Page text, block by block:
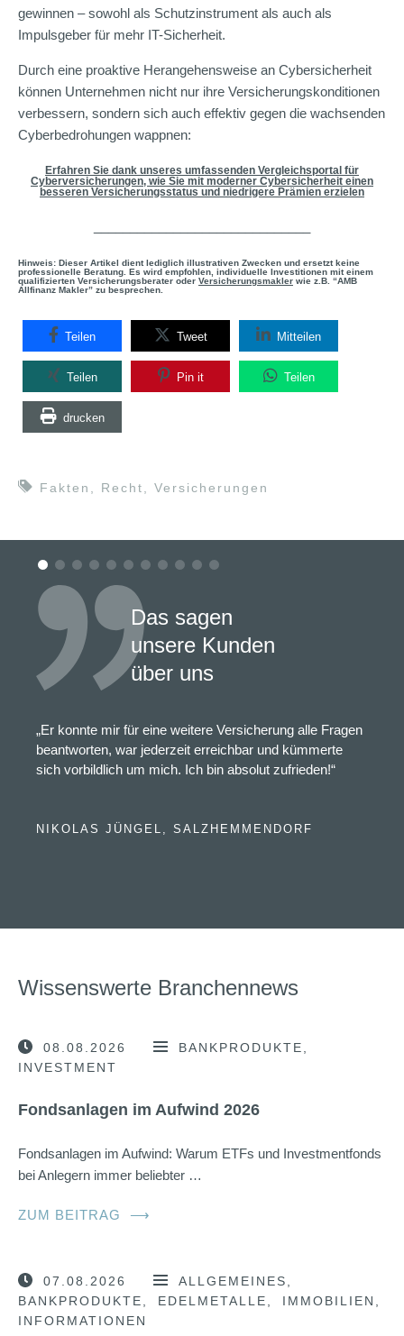
gewinnen – sowohl als Schutzinstrument als auch als
Impulsgeber für mehr IT-Sicherheit.
Durch eine proaktive Herangehensweise an Cybersicherheit
können Unternehmen nicht nur ihre Versicherungskonditionen
verbessern, sondern sich auch effektiv gegen die wachsenden
Cyberbedrohungen wappnen:
Erfahren Sie dank unseres umfassenden Vergleichsportal für
Cyberversicherungen, wie Sie mit moderner Cybersicherheit einen
besseren Versicherungsstatus und niedrigere Prämien erzielen
Hinweis: Dieser Artikel dient lediglich illustrativen Zwecken und ersetzt keine
professionelle Beratung. Es wird empfohlen, individuelle Investitionen mit einem
qualifizierten Versicherungsberater oder Versicherungsmakler wie z.B. “AMB
Allfinanz Makler” zu besprechen.
Teilen Tweet Mitteilen
Teilen Pin it Teilen
drucken
Fakten , Recht, Versicherungen
Das sagen
unsere Kunden
über uns
„Er konnte mir für eine weitere Versicherung alle Fragen
beantworten, war jederzeit erreichbar und kümmerte
sich vorbildlich um mich. Ich bin absolut zufrieden!“
NIKOLAS JÜNGEL, SALZHEMMENDORF
Wissenswerte Branchennews
08.08.2026
BANKPRODUKTE
INVESTMENT
Fondsanlagen im Aufwind 2026
Fondsanlagen im Aufwind: Warum ETFs und Investmentfonds
bei Anlegern immer beliebter …
ZUM BEITRAG ⟶
07.08.2026
ALLGEMEINES
BANKPRODUKTE
EDELMETALLE
IMMOBILIEN
INFORMATIONEN